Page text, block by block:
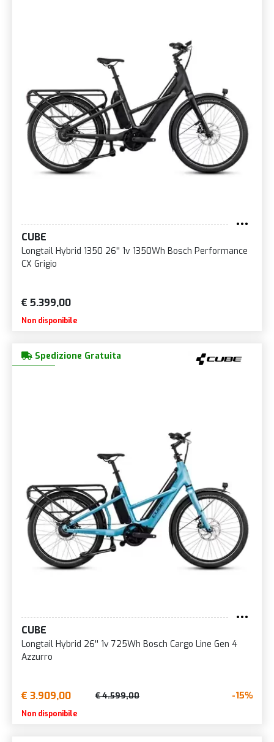
CUBE
Longtail Hybrid 1350 26'' 1v 1350Wh Bosch Performance
CX Grigio
€ 5.399,00
Non disponibile
Spedizione Gratuita
CUBE
Longtail Hybrid 26'' 1v 725Wh Bosch Cargo Line Gen 4
Azzurro
€ 3.909,00 € 4.599,00 -15%
Non disponibile